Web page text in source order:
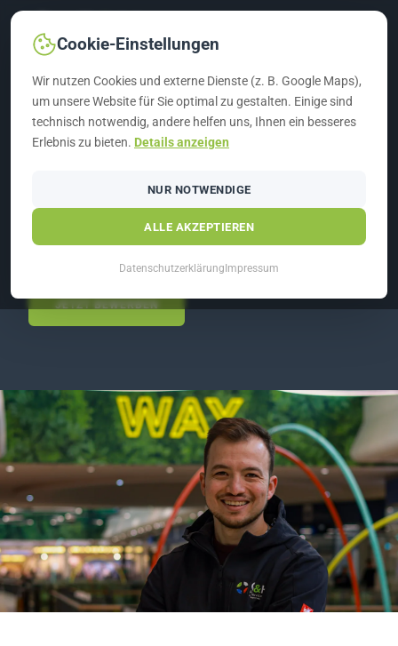
G&H GRUPPE › FM SERVICE › KARRIERE
G&H FM Service GmbH – Werde Teil unseres Teams
JETZT BEWERBEN
Cookie-Einstellungen
Wir nutzen Cookies und externe Dienste (z. B. Google Maps),
um unsere Website für Sie optimal zu gestalten. Einige sind
technisch notwendig, andere helfen uns, Ihnen ein besseres
Erlebnis zu bieten. Details anzeigen
NUR NOTWENDIGE
ALLE AKZEPTIEREN
Datenschutzerklärung Impressum